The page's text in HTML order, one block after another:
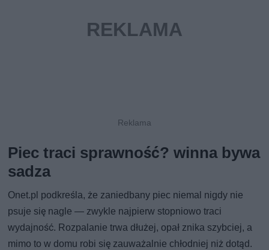
Piec traci sprawność? winna bywa
sadza
Onet.pl podkreśla, że zaniedbany piec niemal nigdy nie
psuje się nagle — zwykle najpierw stopniowo traci
wydajność. Rozpalanie trwa dłużej, opał znika szybciej, a
mimo to w domu robi się zauważalnie chłodniej niż dotąd.